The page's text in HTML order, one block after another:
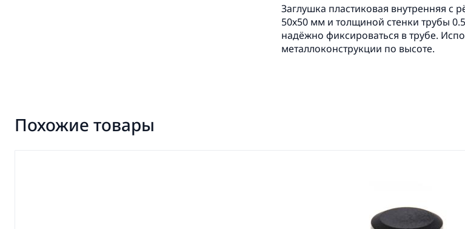
Заглушка пластиковая внутренняя с
50х50 мм и толщиной стенки трубы
надёжно фиксироваться в трубе.
металлоконструкции по высоте.
Похожие товары